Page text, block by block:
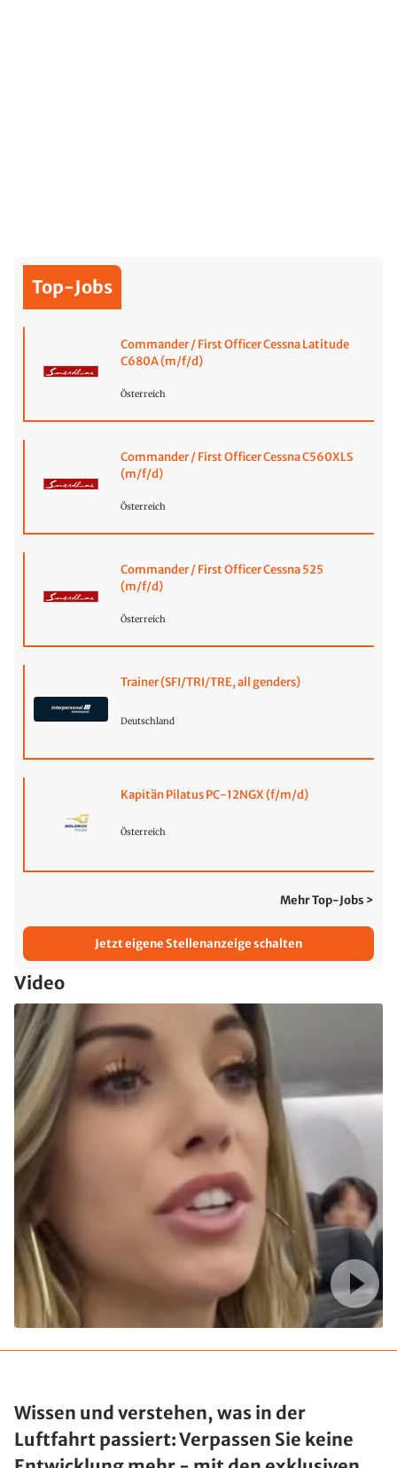
Top-Jobs
Commander / First Officer Cessna Latitude
C680A (m/f/d)
Österreich
Commander / First Officer Cessna C560XLS
(m/f/d)
Österreich
Commander / First Officer Cessna 525
(m/f/d)
Österreich
Trainer (SFI/TRI/TRE, all genders)
Deutschland
Kapitän Pilatus PC-12NGX (f/m/d)
Österreich
Mehr Top-Jobs >
Jetzt eigene Stellenanzeige schalten
Video
Wissen und verstehen, was in der
Luftfahrt passiert: Verpassen Sie keine